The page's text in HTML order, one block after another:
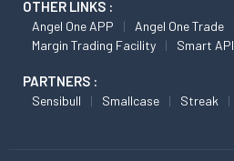
OTHER LINKS :
Angel One APP Angel One Trade
Margin Trading Facility
Smart API
PARTNERS :
Sensibull Smallcase Streak